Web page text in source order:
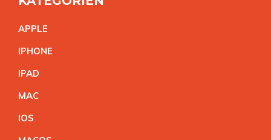
APPLE
IPHONE
IPAD
MAC
IOS